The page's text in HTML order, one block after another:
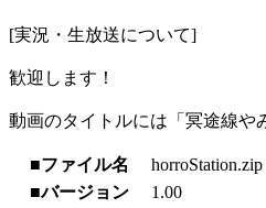
[実況・生放送について]
歓迎します！
動画のタイトルには「冥途線や
■ファイル名
horroStation.zip
■バージョン
1.00